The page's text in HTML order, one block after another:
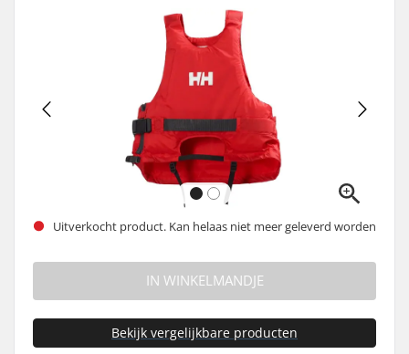
Uitverkocht product. Kan helaas niet meer geleverd worden
IN WINKELMANDJE
Bekijk vergelijkbare producten